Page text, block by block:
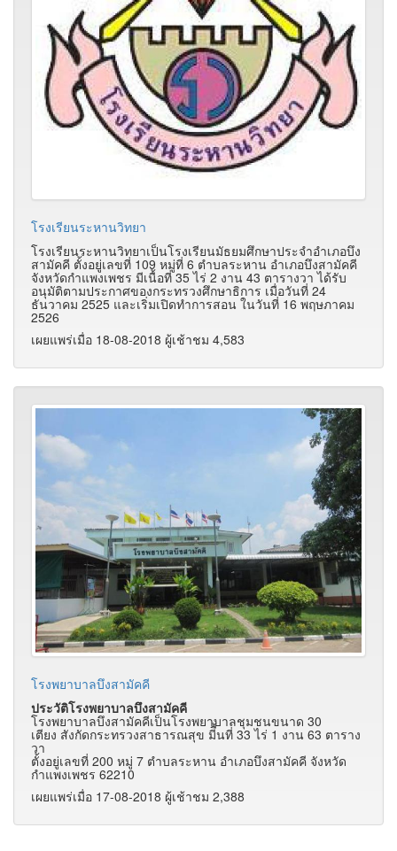
โรงเรียนระหานวิทยา
โรงเรียนระหานวิทยาเป็นโรงเรียนมัธยมศึกษาประจำอำเภอบึง
สามัคคี ตั้งอยู่เลขที่ 109 หมู่ที่ 6 ตำบลระหาน อำเภอบึงสามัคคี
จังหวัดกำแพงเพชร มีเนื้อที่ 35 ไร่ 2 งาน 43 ตารางวา ได้รับ
อนุมัติตามประกาศของกระทรวงศึกษาธิการ เมื่อวันที่ 24
ธันวาคม 2525 และเริ่มเปิดทำการสอน ในวันที่ 16 พฤษภาคม
2526
เผยแพร่เมื่อ 18-08-2018 ผู้เช้าชม 4,583
โรงพยาบาลบึงสามัคคี
ประวัติโรงพยาบาลบึงสามัคคี
โรงพยาบาลบึงสามัคคีเป็นโรงพยาบาลชุมชนขนาด 30
เตียง สังกัดกระทรวงสาธารณสุข มีื้นที่ 33 ไร่ 1 งาน 63 ตาราง
วา
ตั้งอยู่เลขที่ 200 หมู่ 7 ตำบลระหาน อำเภอบึงสามัคคี จังหวัด
กำแพงเพชร 62210
เผยแพร่เมื่อ 17-08-2018 ผู้เช้าชม 2,388